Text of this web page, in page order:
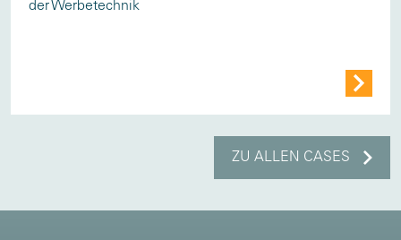
der Werbetechnik
ZU ALLEN CASES